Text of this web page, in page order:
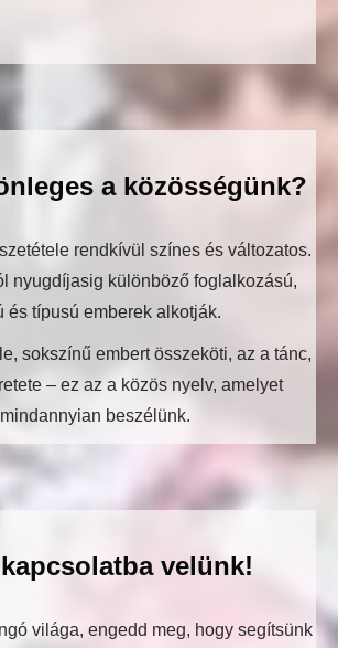
a közösségünk?
rendkívül színes és változatos.
nyugdíjasig különböző foglalkozású,
és típusú emberek alkotják.
sokszínű embert összeköti, az a tánc,
– ez az a közös nyelv, amelyet
mindannyian beszélünk.
velünk!
világa, engedd meg, hogy segítsünk